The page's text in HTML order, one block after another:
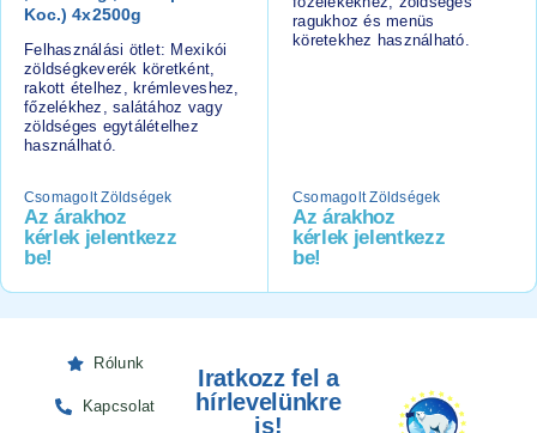
Koc.) 4x2500g
Felhasználási ötlet: Mexikói
zöldségkeverék köretként,
rakott ételhez, krémleveshez,
főzelékhez, salátához vagy
zöldséges egytálételhez
használható.
Csomagolt Zöldségek
Az árakhoz
kérlek jelentkezz
be!
ragukhoz és menüs
köretekhez használható.
Csomagolt Zöldségek
Az árakhoz
kérlek jelentkezz
be!
Rólunk
Kapcsolat
Iratkozz fel a
hírlevelünkre
is!